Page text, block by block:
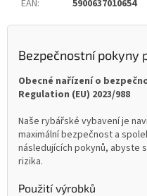
EAN: 5900637010654
Bezpečnostní pokyny
Obecné nařízení o
Regulation (EU) 2023/988
Naše rybářské vybavení je
maximální bezpečnost a
následujících pokynů, abyste
rizika.
Použití výrobků